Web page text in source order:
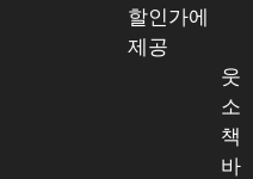
할인가에
제공
웃
소
책
바